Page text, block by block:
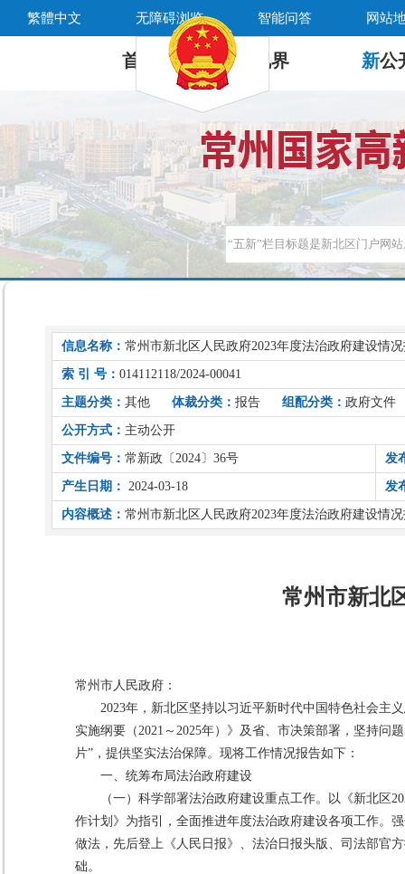
繁體中文 无障碍浏览 智能问答 网站
首 页 新 视界 新公
信息名称： 常州市新北区人民政府2023年度法治政府建设情
索 引 号： 014112118/2024-00041
主题分类： 其他 体裁分类： 报告 组配分类： 政府文件
公开方式： 主动公开
文件编号： 常新政〔2024〕36号 发
产生日期： 2024-03-18 发
内容概述： 常州市新北区人民政府2023年度法治政府建设情
常州市新北
常州市人民政府：
2023年，新北区坚持以习近平新时代中国特色社会主
实施纲要（2021～2025年）》及省、市决策部署，坚持问
片”，提供坚实法治保障。现将工作情况报告如下：
一、统筹布局法治政府建设
（一）科学部署法治政府建设重点工作。以《新北区
作计划》为指引，全面推进年度法治政府建设各项工作。
做法，先后登上《人民日报》、法治日报头版、司法部官
础。